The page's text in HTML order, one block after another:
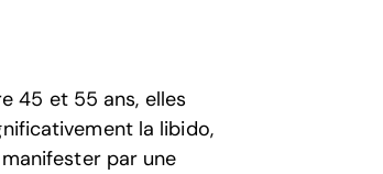
45 et 55 ans, elles
la libido,
par une